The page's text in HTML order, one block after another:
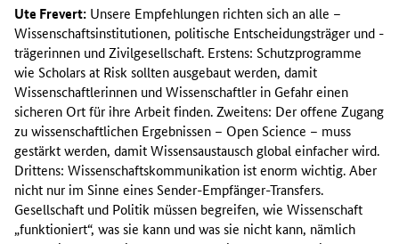
Ute Frevert: Unsere Empfehlungen richten sich an alle –
Wissenschaftsinstitutionen, politische Entscheidungsträger und -
trägerinnen und Zivilgesellschaft. Erstens: Schutzprogramme
wie Scholars at Risk sollten ausgebaut werden, damit
Wissenschaftlerinnen und Wissenschaftler in Gefahr einen
sicheren Ort für ihre Arbeit finden. Zweitens: Der offene Zugang
zu wissenschaftlichen Ergebnissen – Open Science – muss
gestärkt werden, damit Wissensaustausch global einfacher wird.
Drittens: Wissenschaftskommunikation ist enorm wichtig. Aber
nicht nur im Sinne eines Sender-Empfänger-Transfers.
Gesellschaft und Politik müssen begreifen, wie Wissenschaft
„funktioniert“, was sie kann und was sie nicht kann, nämlich